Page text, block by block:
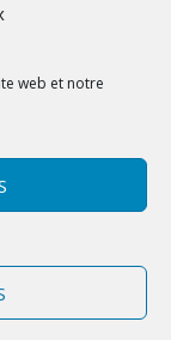
web et notre
par l'Union des